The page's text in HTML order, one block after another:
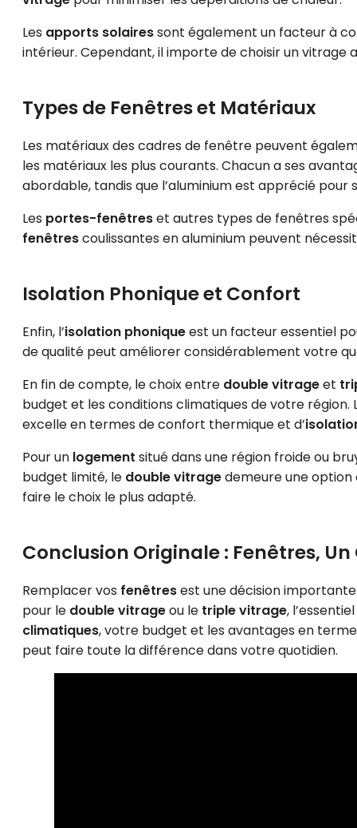
Les apports solairessont également un facteur à
intérieur. Cependant, il importe de choisir un vitrage
Types de Fenêtres et Matériaux
Les matériaux des cadres de fenêtre peuvent
les matériaux les plus courants. Chacun a ses
abordable, tandis que l’aluminium est apprécié
Les portes-fenêtreset autres types de fenêtres
fenêtrescoulissantes en aluminium peuvent
Isolation Phonique et Confort
Enfin, l’isolation phoniqueest un facteur essentiel
de qualité peut améliorer considérablement votre
En fin de compte, le choix entre double vitrageet
budget et les conditions climatiques de votre région.
excelle en termes de confort thermique et d’
Pour un logement situé dans une région froide ou
budget limité, le double vitragedemeure une option
faire le choix le plus adapté.
Conclusion Originale : Fenêtres,
Remplacer vos fenêtresest une décision
pour le double vitrageou le triple vitrage,
climatiques, votre budget et les avantages en
peut faire toute la différence dans votre quotidien.